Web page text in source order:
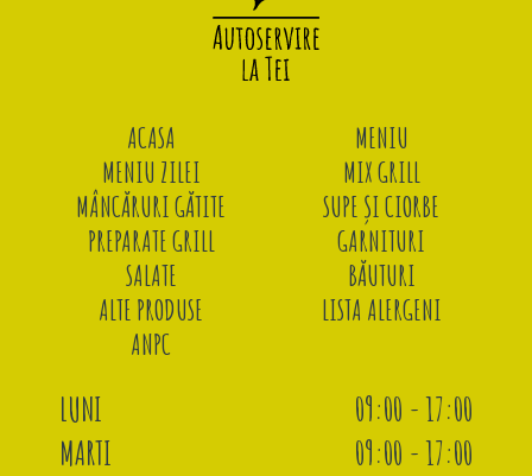
ACASA
MENIU
MENIU ZILEI
MIX GRILL
MÂNCĂRURI GĂTITE
SUPE ȘI CIORBE
PREPARATE GRILL
GARNITURI
SALATE
BĂUTURI
ALTE PRODUSE
LISTA ALERGENI
ANPC
LUNI
09:00 - 17:00
MARTI
09:00 - 17:00